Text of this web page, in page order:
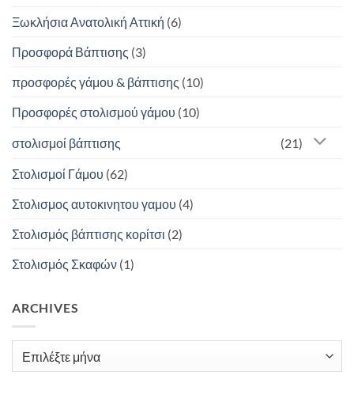
Ξωκλήσια Ανατολική Αττική (6)
Προσφορά Βάπτισης (3)
προσφορές γάμου & βάπτισης (10)
Προσφορές στολισμού γάμου (10)
στολισμοί βάπτισης (21)
Στολισμοί Γάμου (62)
Στολισμος αυτοκινητου γαμου (4)
Στολισμός βάπτισης κορίτσι (2)
Στολισμός Σκαφών (1)
ARCHIVES
Archives